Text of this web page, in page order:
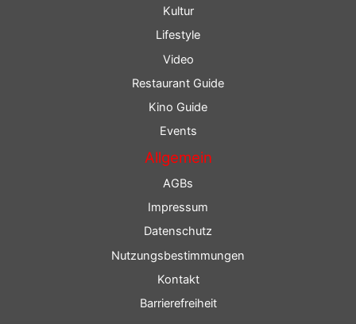
Kultur
Lifestyle
Video
Restaurant Guide
Kino Guide
Events
Allgemein
AGBs
Impressum
Datenschutz
Nutzungsbestimmungen
Kontakt
Barrierefreiheit